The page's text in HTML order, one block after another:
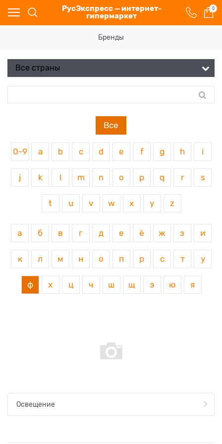
РусЭкспресс — интернет-
гипермаркет
0
Бренды
Все
0-9 a b c d e f g h i
j k m n o p q r s
t u v w x y z
а б в г д е ё ж з и
к л м н о п р с т у
ф х ц ч ш щ э ю я
Освещение